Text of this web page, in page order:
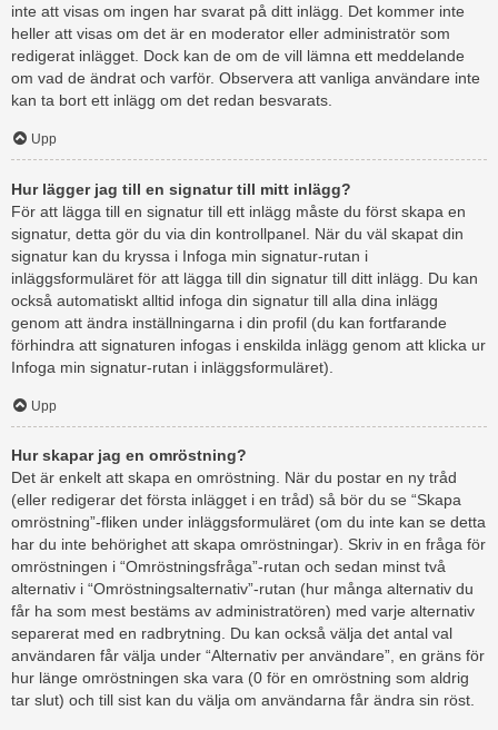
inte att visas om ingen har svarat på ditt inlägg. Det kommer inte
heller att visas om det är en moderator eller administratör som
redigerat inlägget. Dock kan de om de vill lämna ett meddelande
om vad de ändrat och varför. Observera att vanliga användare inte
kan ta bort ett inlägg om det redan besvarats.
Upp
Hur lägger jag till en signatur till mitt inlägg?
För att lägga till en signatur till ett inlägg måste du först skapa en
signatur, detta gör du via din kontrollpanel. När du väl skapat din
signatur kan du kryssa i Infoga min signatur-rutan i
inläggsformuläret för att lägga till din signatur till ditt inlägg. Du kan
också automatiskt alltid infoga din signatur till alla dina inlägg
genom att ändra inställningarna i din profil (du kan fortfarande
förhindra att signaturen infogas i enskilda inlägg genom att klicka ur
Infoga min signatur-rutan i inläggsformuläret).
Upp
Hur skapar jag en omröstning?
Det är enkelt att skapa en omröstning. När du postar en ny tråd
(eller redigerar det första inlägget i en tråd) så bör du se “Skapa
omröstning”-fliken under inläggsformuläret (om du inte kan se detta
har du inte behörighet att skapa omröstningar). Skriv in en fråga för
omröstningen i “Omröstningsfråga”-rutan och sedan minst två
alternativ i “Omröstningsalternativ”-rutan (hur många alternativ du
får ha som mest bestäms av administratören) med varje alternativ
separerat med en radbrytning. Du kan också välja det antal val
användaren får välja under “Alternativ per användare”, en gräns för
hur länge omröstningen ska vara (0 för en omröstning som aldrig
tar slut) och till sist kan du välja om användarna får ändra sin röst.